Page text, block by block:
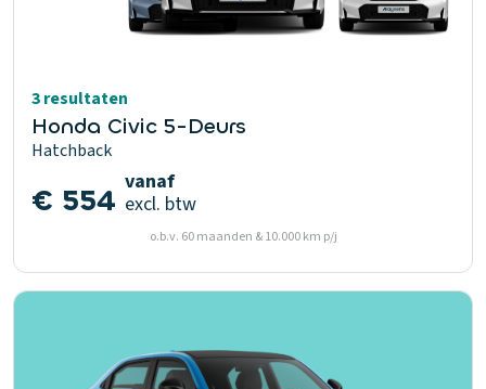
3 resultaten
Honda Civic 5-Deurs
Hatchback
€ 554 vanaf
excl. btw
o.b.v. 60 maanden & 10.000 km p/j